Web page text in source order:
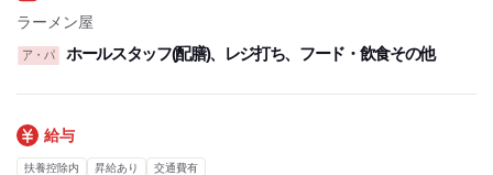
ラーメン屋
ア・パ ホールスタッフ(配膳)、レジ打ち、フード・飲食その他
給与
扶養控除内 昇給あり 交通費有